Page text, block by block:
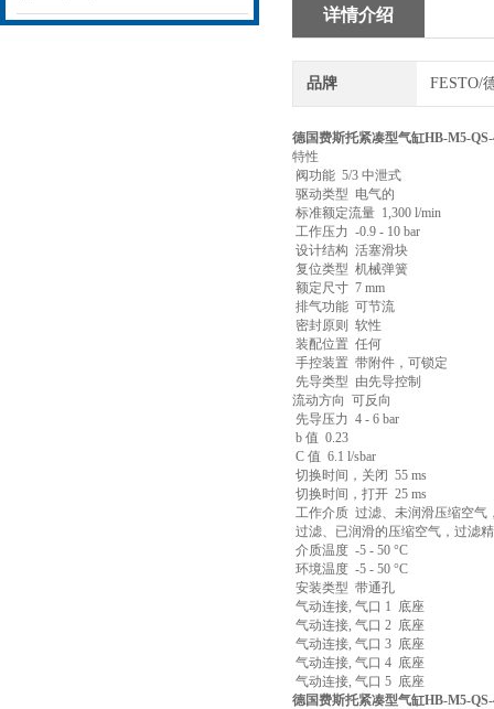
详情介绍
品牌 FESTO/
德国费斯托紧凑型气缸HB-M5-
特性
阀功能 5/3 中泄式
驱动类型 电气的
标准额定流量 1,300 l/min
工作压力 -0.9 - 10 bar
设计结构 活塞滑块
复位类型 机械弹簧
额定尺寸 7 mm
排气功能 可节流
密封原则 软性
装配位置 任何
手控装置 带附件，可锁定
先导类型 由先导控制
流动方向 可反向
先导压力 4 - 6 bar
b 值 0.23
C 值 6.1 l/sbar
切换时间，关闭 55 ms
切换时间，打开 25 ms
工作介质 过滤、未润滑压缩空气
过滤、已润滑的压缩空气，过滤
介质温度 -5 - 50 °C
环境温度 -5 - 50 °C
安装类型 带通孔
气动连接, 气口 1 底座
气动连接, 气口 2 底座
气动连接, 气口 3 底座
气动连接, 气口 4 底座
气动连接, 气口 5 底座
德国费斯托紧凑型气缸HB-M5-